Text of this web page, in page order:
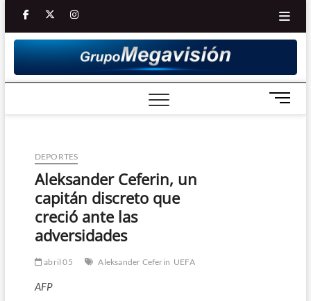
Saltar
contenido
facebooktwitter
Youtube
instagram
B
o
DEPORTES
Aleksander Ceferin, un
capitán discreto que
creció ante las
adversidades
abril 05 Aleksander Ceferin UEFA
AFP